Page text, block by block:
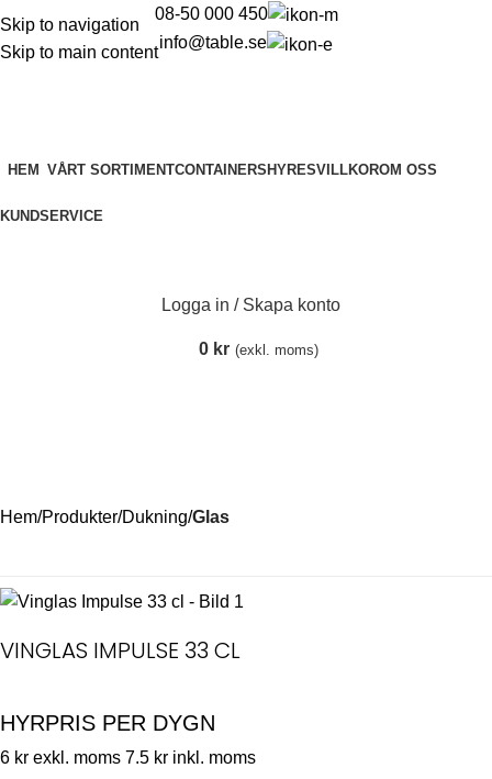
Skip to navigation
Skip to main content
08-50 000 450
info@table.se
HEM VÅRT SORTIMENTCONTAINERS HYRESVILLKOROM OSS
KUNDSERVICE
Logga in / Skapa konto
0 kr (exkl. moms)
Hem Produkter Dukning Glas
VINGLAS IMPULSE 33 CL
HYRPRIS PER DYGN
6 kr exkl. moms 7.5 kr inkl. moms